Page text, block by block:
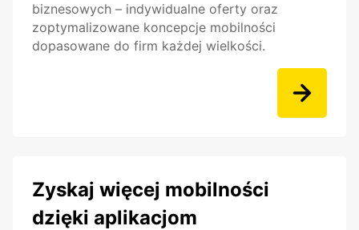
biznesowych – indywidualne oferty oraz
zoptymalizowane koncepcje mobilności
dopasowane do firm każdej wielkości.
Zyskaj więcej mobilności
dzięki aplikacjom